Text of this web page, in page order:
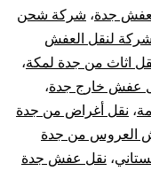
جدة، شركة شحن
شركة لنقل العفش
اثاث من جدة لمكة،
عفش خارج جدة،
، نقل أغراض من جدة
العروس من جدة
، نقل عفش جدة